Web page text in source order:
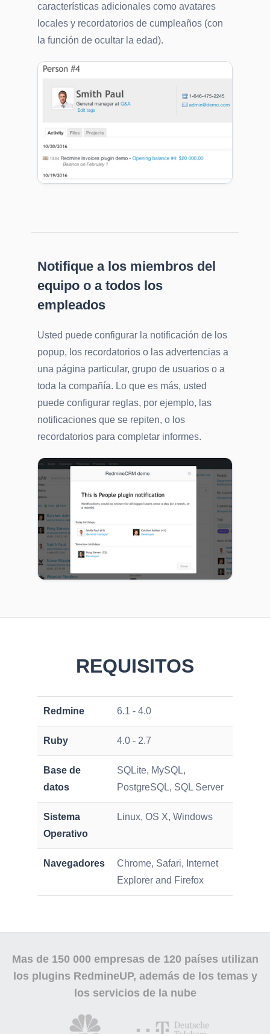
características adicionales como avatares
locales y recordatorios de cumpleaños (con
la función de ocultar la edad).
Notifique a los miembros del
equipo o a todos los
empleados
Usted puede configurar la notificación de los
popup, los recordatorios o las advertencias a
una página particular, grupo de usuarios o a
toda la compañía. Lo que es más, usted
puede configurar reglas, por ejemplo, las
notificaciones que se repiten, o los
recordatorios para completar informes.
REQUISITOS
Redmine 6.1 - 4.0
Ruby 4.0 - 2.7
Base de
datos
SQLite, MySQL,
PostgreSQL, SQL Server
Sistema
Operativo
Linux, OS X, Windows
Navegadores
Chrome, Safari, Internet
Explorer and Firefox
Mas de 150 000 empresas de 120 países utilizan
los plugins RedmineUP, además de los temas y
los servicios de la nube